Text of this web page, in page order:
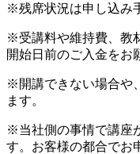
※残席状況は申し込み
※受講料や維持費、教
開始日前のご入金をお
※開講できない場合や
ます。
※当社側の事情で講座
す。お客様の都合でお